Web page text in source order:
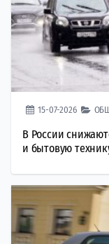
15-07-2026
В России
и бытовую